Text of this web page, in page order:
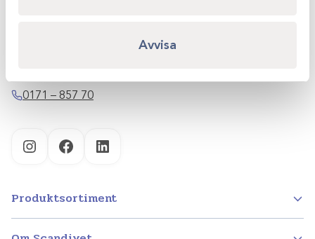
Avvisa
0171 – 857 70
InstagramFacebookLinkedIn
Produktsortiment